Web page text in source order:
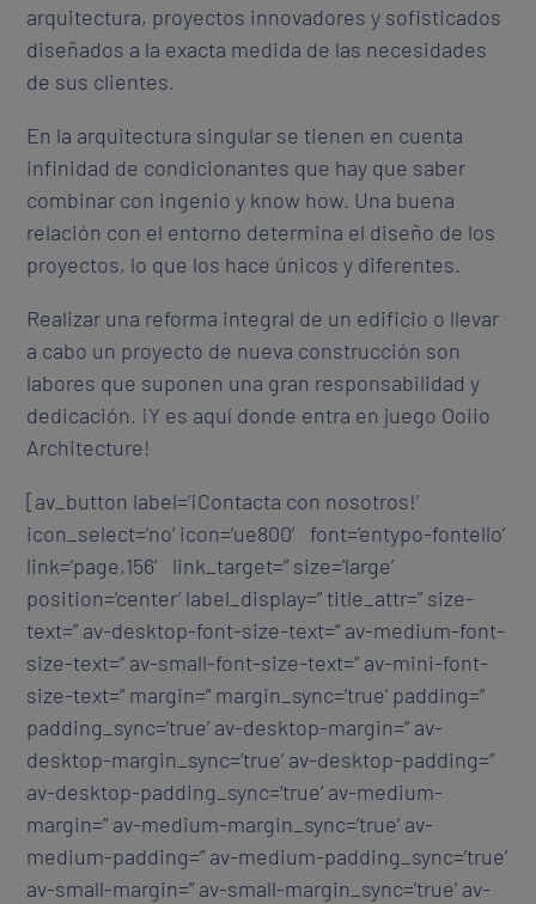
arquitectura, proyectos innovadores y sofisticados
diseñados a la exacta medida de las necesidades
de sus clientes.
En la arquitectura singular se tienen en cuenta
infinidad de condicionantes que hay que saber
combinar con ingenio y know how. Una buena
relación con el entorno determina el diseño de los
proyectos, lo que los hace únicos y diferentes.
Realizar una reforma integral de un edificio o llevar
a cabo un proyecto de nueva construcción son
labores que suponen una gran responsabilidad y
dedicación. ¡Y es aquí donde entra en juego Ooiio
Architecture!
[av_button label=’¡Contacta con nosotros!’
icon_select=’no’ icon=’ue800′ font=’entypo-fontello’
link=’page,156′ link_target=” size=’large’
position=’center’ label_display=” title_attr=” size-
text=” av-desktop-font-size-text=” av-medium-font-
size-text=” av-small-font-size-text=” av-mini-font-
size-text=” margin=” margin_sync=’true’ padding=”
padding_sync=’true’ av-desktop-margin=” av-
desktop-margin_sync=’true’ av-desktop-padding=”
av-desktop-padding_sync=’true’ av-medium-
margin=” av-medium-margin_sync=’true’ av-
medium-padding=” av-medium-padding_sync=’true’
av-small-margin=” av-small-margin_sync=’true’ av-